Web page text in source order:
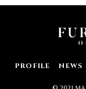
PROFILE NEWS